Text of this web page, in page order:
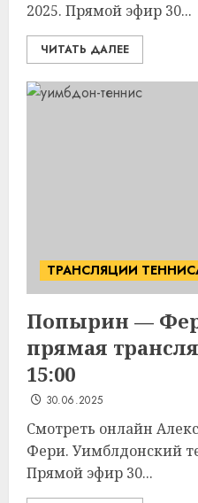
2025. Прямой эфир 30...
ЧИТАТЬ ДАЛЕЕ
ТРАНСЛЯЦИИ
Попырин —
прямая
15:00
30.06.2025
Смотреть онлайн
Фери. Уимблдонский
Прямой эфир 30...